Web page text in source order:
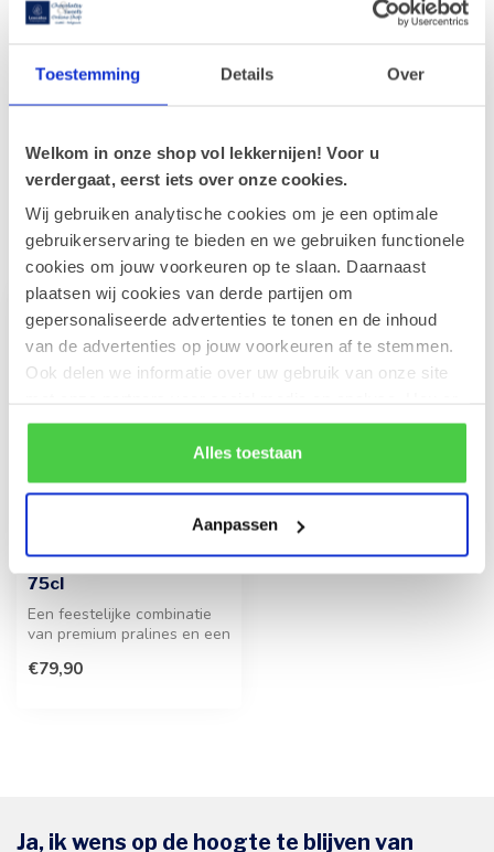
Toestemming Details Over
Welkom in onze shop vol lekkernijen! Voor u
verdergaat, eerst iets over onze cookies.
Wij gebruiken analytische cookies om je een optimale
gebruikerservaring te bieden en we gebruiken functionele
cookies om jouw voorkeuren op te slaan. Daarnaast
plaatsen wij cookies van derde partijen om
gepersonaliseerde advertenties te tonen en de inhoud
van de advertenties op jouw voorkeuren af te stemmen.
Ook delen we informatie over uw gebruik van onze site
rekening mee dat als je bepaalde cookies blokkeert, het
de correcte werking van de website kan verstoren.
Alles toestaan
Aanpassen
€99,90
chocolade (6 stuks)
Recent bekeken
Champagne Gobillard
75cl
Een feestelijke combinatie
van premium pralines en een
€79,90
Ja, ik wens op de hoogte te blijven van